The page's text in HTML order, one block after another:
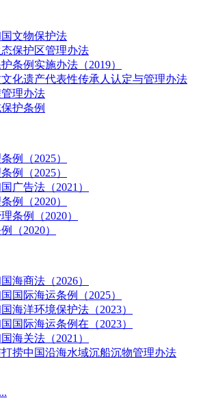
文物保护法
保护区管理办法
条例实施办法（2019）
化遗产代表性传承人认定与管理办法
理办法
护条例
例（2025）
例（2025）
广告法（2021）
例（2020）
条例（2020）
（2020）
海商法（2026）
国际海运条例（2025）
海洋环境保护法（2023）
国际海运条例在（2023）
海关法（2021）
捞中国沿海水域沉船沉物管理办法